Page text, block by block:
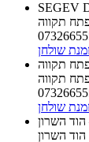
שולחן
פתח תקווה
שולחן
הוד השרון